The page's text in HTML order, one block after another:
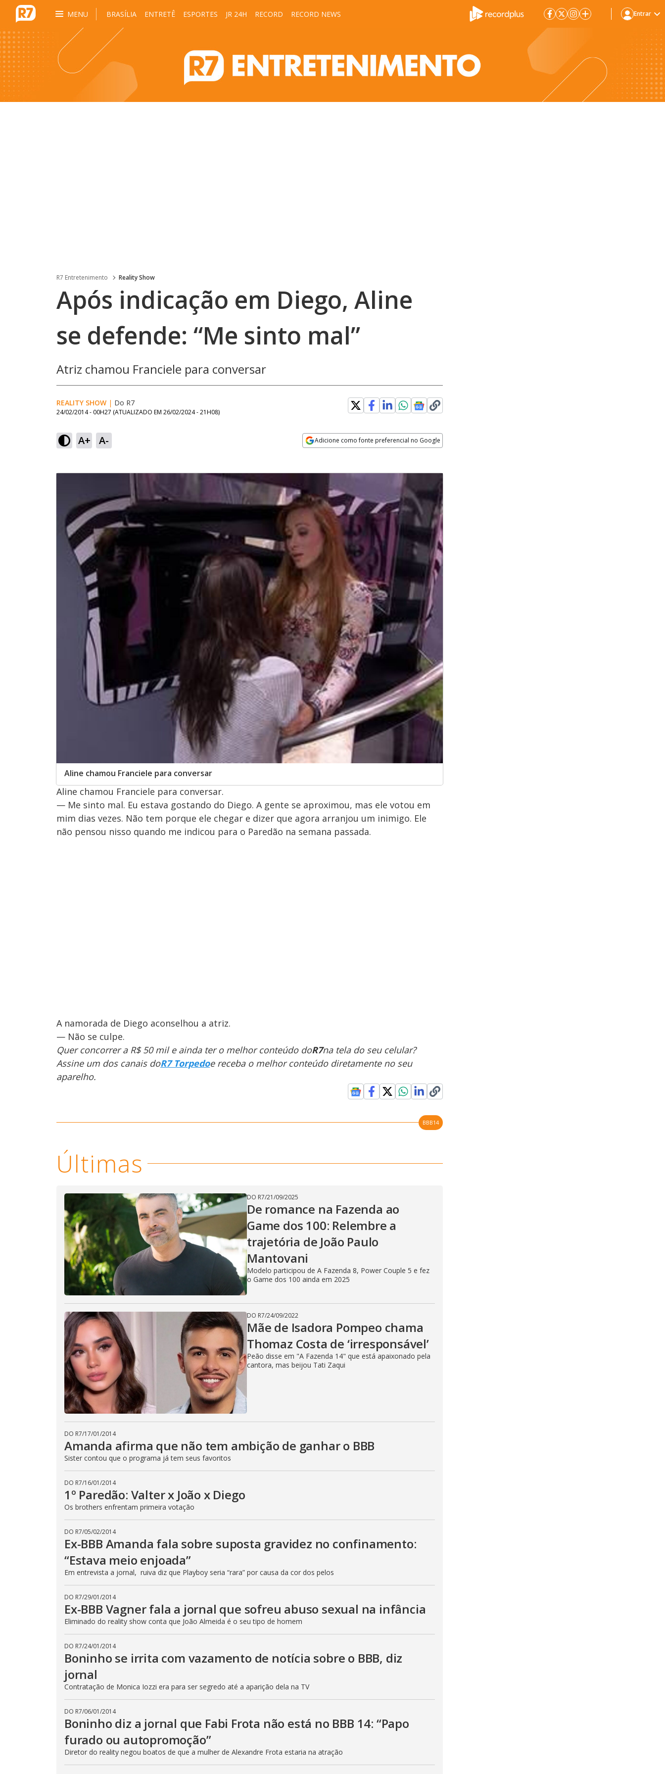
MENU BRASÍLIA ENTRETÊ ESPORTES JR 24H RECORD RECORD NEWS Entrar
R7 Entretenimento Reality Show
Após indicação em Diego, Aline
se defende: “Me sinto mal”
Atriz chamou Franciele para conversar
REALITY SHOW | Do R7
24/02/2014 - 00H27 (ATUALIZADO EM 26/02/2024 - 21H08)
A+ A- Adicione como fonte preferencial no Google
Aline chamou Franciele para conversar
Aline chamou Franciele para conversar.
— Me sinto mal. Eu estava gostando do Diego. A gente se aproximou, mas ele votou em
mim dias vezes. Não tem porque ele chegar e dizer que agora arranjou um inimigo. Ele
não pensou nisso quando me indicou para o Paredão na semana passada.
A namorada de Diego aconselhou a atriz.
— Não se culpe.
Quer concorrer a R$ 50 mil e ainda ter o melhor conteúdo doR7na tela do seu celular?
Assine um dos canais doR7 Torpedoe receba o melhor conteúdo diretamente no seu
aparelho.
BBB14
Últimas
DO R7/21/09/2025
De romance na Fazenda ao
Game dos 100: Relembre a
trajetória de João Paulo
Mantovani
Modelo participou de A Fazenda 8, Power Couple 5 e fez
o Game dos 100 ainda em 2025
DO R7/24/09/2022
Mãe de Isadora Pompeo chama
Thomaz Costa de ‘irresponsável’
Peão disse em "A Fazenda 14" que está apaixonado pela
cantora, mas beijou Tati Zaqui
DO R7/17/01/2014
Amanda afirma que não tem ambição de ganhar o BBB
Sister contou que o programa já tem seus favoritos
DO R7/16/01/2014
1º Paredão: Valter x João x Diego
Os brothers enfrentam primeira votação
DO R7/05/02/2014
Ex-BBB Amanda fala sobre suposta gravidez no confinamento:
“Estava meio enjoada”
Em entrevista a jornal, ruiva diz que Playboy seria “rara” por causa da cor dos pelos
DO R7/29/01/2014
Ex-BBB Vagner fala a jornal que sofreu abuso sexual na infância
Eliminado do reality show conta que João Almeida é o seu tipo de homem
DO R7/24/01/2014
Boninho se irrita com vazamento de notícia sobre o BBB, diz
jornal
Contratação de Monica Iozzi era para ser segredo até a aparição dela na TV
DO R7/06/01/2014
Boninho diz a jornal que Fabi Frota não está no BBB 14: “Papo
furado ou autopromoção”
Diretor do reality negou boatos de que a mulher de Alexandre Frota estaria na atração